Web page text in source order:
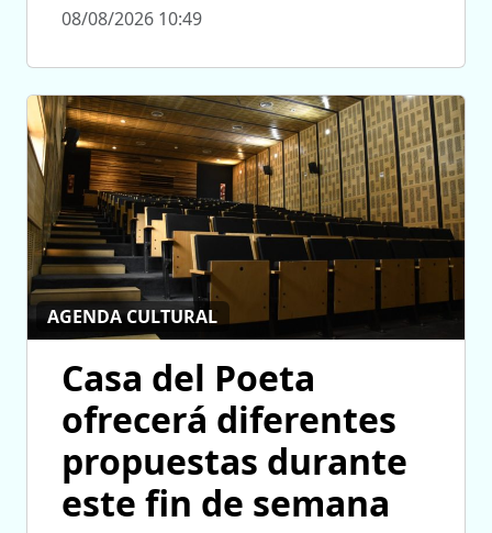
08/08/2026 10:49
AGENDA CULTURAL
Casa del Poeta
ofrecerá diferentes
propuestas durante
este fin de semana